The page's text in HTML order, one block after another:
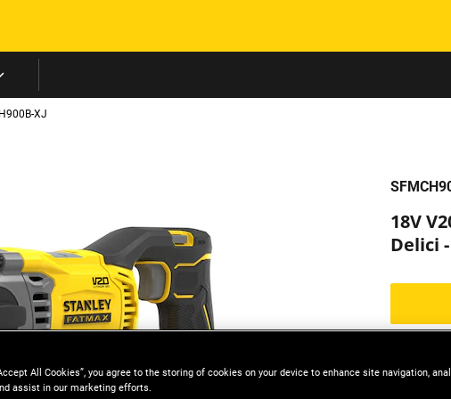
XJ
18V
Delici
YENİ
All Cookies”, you agree to the storing of cookies on your device to enhance site navigation,
assist in our marketing efforts.